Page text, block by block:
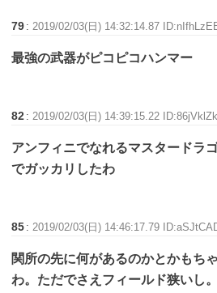
79 : 2019/02/03(日) 14:32:14.87
最強の武器がピコピコハンマー
82 :2019/02/03(日) 14:39:15.22
アンフィニでなれるマスタードラ
でガッカリしたわ
85 :2019/02/03(日) 14:46:17.79
関所の先に何があるのかとかもち
わ。ただでさえフィールド狭いし。